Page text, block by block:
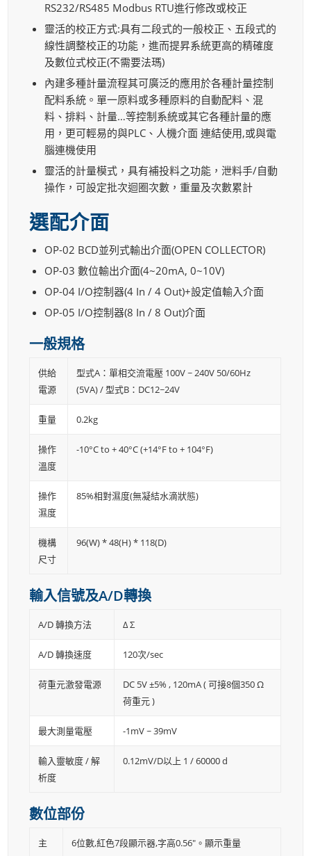
RS232/RS485 Modbus RTU進行修改或校正
靈活的校正方式:具有二段式的一般校正、五段式的
線性調整校正的功能，進而提昇系統更高的精確度
及數位式校正(不需要法瑪)
內建多種計量流程其可廣泛的應用於各種計量控制
配料系統。單一原料或多種原料的自動配料、混
料、排料、計量…等控制系統或其它各種計量的應
用，更可輕易的與PLC、人機介面 連結使用,或與電
腦連機使用
靈活的計量模式，具有補投料之功能，泄料手/自動
操作，可設定批次迴圈次數，重量及次數累計
選配介面
OP-02 BCD並列式輸出介面(OPEN COLLECTOR)
OP-03 數位輸出介面(4~20mA, 0~10V)
OP-04 I/O控制器(4 In / 4 Out)+設定值輸入介面
OP-05 I/O控制器(8 In / 8 Out)介面
一般規格
供給
電源
型式A：單相交流電壓 100V ~ 240V 50/60Hz
(5VA) / 型式B：DC12~24V
重量 0.2kg
操作
溫度
-10°C to + 40°C (+14°F to + 104°F)
操作
濕度
85%相對濕度(無凝結水滴狀態)
機構
尺寸
96(W) * 48(H) * 118(D)
輸入信號及A/D轉換
A/D 轉換方法 Δ Σ
A/D 轉換速度 120次/sec
荷重元激發電源
DC 5V ±5% , 120mA ( 可接8個350 Ω
荷重元 )
最大測量電壓 -1mV ~ 39mV
輸入靈敏度 / 解
析度
0.12mV/D以上 1 / 60000 d
數位部份
主
6位數,紅色7段顯示器,字高0.56″。顯示重量